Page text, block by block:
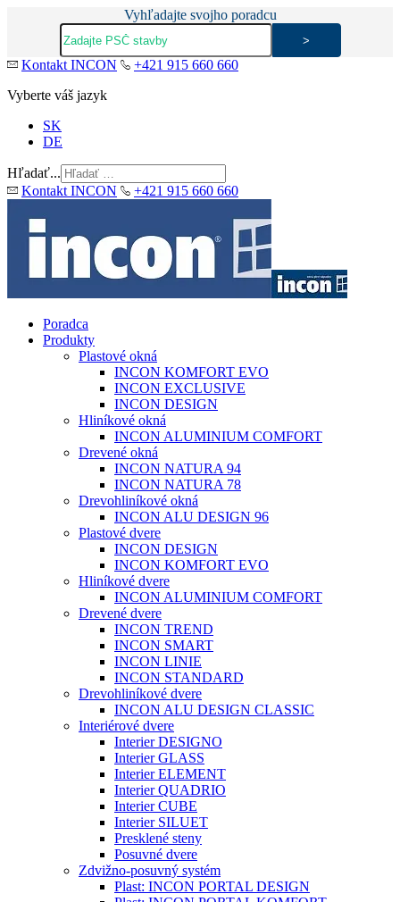
Vyhľadajte svojho poradcu
Kontakt INCON
+421 915 660 660
Vyberte váš jazyk
SK
DE
Hľadať...
Kontakt INCON
+421 915 660 660
Poradca
Produkty
Plastové okná
INCON KOMFORT EVO
INCON EXCLUSIVE
INCON DESIGN
Hliníkové okná
INCON ALUMINIUM COMFORT
Drevené okná
INCON NATURA 94
INCON NATURA 78
Drevohliníkové okná
INCON ALU DESIGN 96
Plastové dvere
INCON DESIGN
INCON KOMFORT EVO
Hliníkové dvere
INCON ALUMINIUM COMFORT
Drevené dvere
INCON TREND
INCON SMART
INCON LINIE
INCON STANDARD
Drevohliníkové dvere
INCON ALU DESIGN CLASSIC
Interiérové dvere
Interier DESIGNO
Interier GLASS
Interier ELEMENT
Interier QUADRIO
Interier CUBE
Interier SILUET
Presklené steny
Posuvné dvere
Zdvižno-posuvný systém
Plast: INCON PORTAL DESIGN